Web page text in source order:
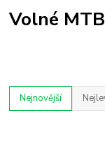
Volné MTB
Nejnovější